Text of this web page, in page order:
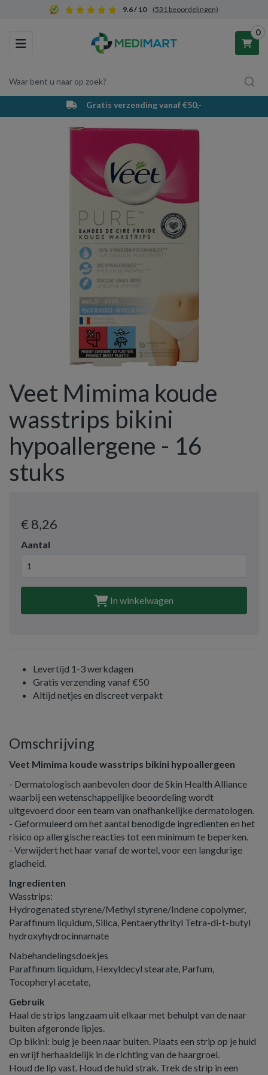
9.6 / 10 (531 beoordelingen)
Toggle navigation
Waar bent u naar op zoek?
0
Winkelwagen
Uw winkelwagen is leeg.
Vul hem met producten.
Gratis verzending vanaf €50,-
Veet Mimima koude
wasstrips bikini
hypoallergene - 16
stuks
€ 8,26
Aantal
In winkelwagen
Levertijd 1-3 werkdagen
Gratis verzending vanaf €50
Altijd netjes en discreet verpakt
Omschrijving
Veet Mimima koude wasstrips bikini hypoallergeen
- Dermatologisch aanbevolen door de Skin Health Alliance
waarbij een wetenschappelijke beoordeling wordt
uitgevoerd door een team van onafhankelijke dermatologen.
- Geformuleerd om het aantal benodigde ingredienten en het
risico op allergische reacties tot een minimum te beperken.
- Verwijdert het haar vanaf de wortel, voor een langdurige
gladheid.
Ingredienten
Wasstrips:
Hydrogenated styrene/Methyl styrene/Indene copolymer,
Paraffinum liquidum, Silica, Pentaerythrityl Tetra-di-t-butyl
hydroxyhydrocinnamate
Nabehandelingsdoekjes
Paraffinum liquidum, Hexyldecyl stearate, Parfum,
Tocopheryl acetate,
Gebruik
Haal de strips langzaam uit elkaar met behulpt van de naar
buiten afgeronde lipjes.
Op bikini: buig je been naar buiten. Plaats een strip op je huid
en wrijf herhaaldelijk in de richting van de haargroei.
Houd de lip vast. Houd de huid strak. Trek de strip in een